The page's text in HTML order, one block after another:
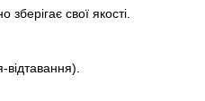
зберігає свої якості.
відтавання).